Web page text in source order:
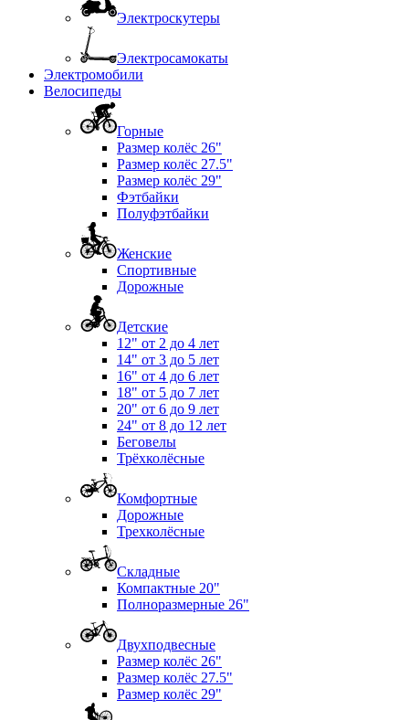
Электроскутеры
Электросамокаты
Электромобили
Велосипеды
Горные
Размер колёс 26"
Размер колёс 27.5"
Размер колёс 29"
Фэтбайки
Полуфэтбайки
Женские
Спортивные
Дорожные
Детские
12" от 2 до 4 лет
14" от 3 до 5 лет
16" от 4 до 6 лет
18" от 5 до 7 лет
20" от 6 до 9 лет
24" от 8 до 12 лет
Беговелы
Трёхколёсные
Комфортные
Дорожные
Трехколёсные
Складные
Компактные 20"
Полноразмерные 26"
Двухподвесные
Размер колёс 26"
Размер колёс 27.5"
Размер колёс 29"